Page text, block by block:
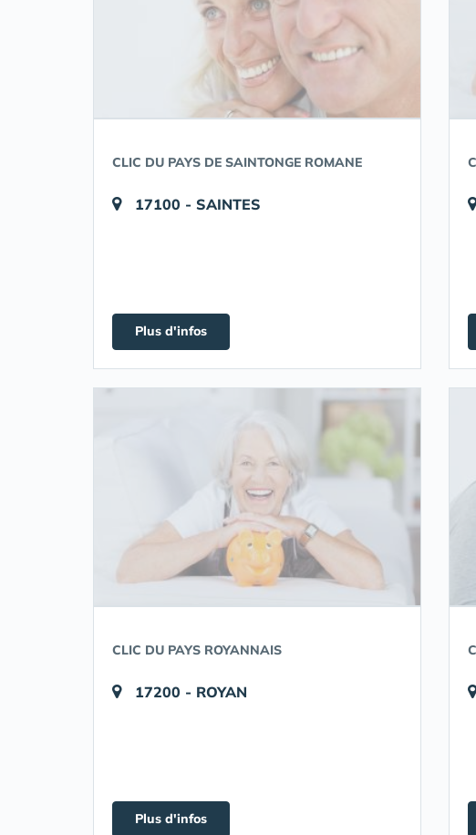
CLIC DU PAYS DE SAINTONGE ROMANE
17100 - SAINTES
Plus d'infos
CLIC DU PAYS ROYANNAIS
17200 - ROYAN
Plus d'infos